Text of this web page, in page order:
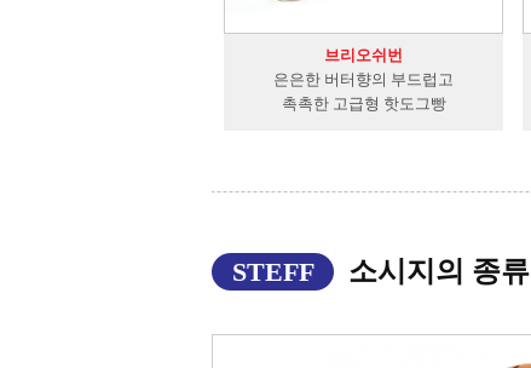
브리오쉬번
은은한 버터향의 부드럽고
촉촉한 고급형 핫도그빵
STEFF 소시지의 종류